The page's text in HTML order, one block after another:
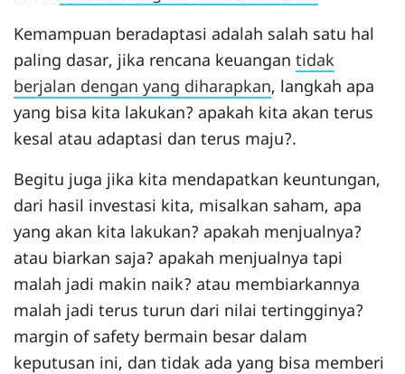
Kemampuan beradaptasi adalah salah satu hal
paling dasar, jika rencana keuangan tidak
berjalan dengan yang diharapkan, langkah apa
yang bisa kita lakukan? apakah kita akan terus
kesal atau adaptasi dan terus maju?.
Begitu juga jika kita mendapatkan keuntungan,
dari hasil investasi kita, misalkan saham, apa
yang akan kita lakukan? apakah menjualnya?
atau biarkan saja? apakah menjualnya tapi
malah jadi makin naik? atau membiarkannya
malah jadi terus turun dari nilai tertingginya?
margin of safety bermain besar dalam
keputusan ini, dan tidak ada yang bisa memberi